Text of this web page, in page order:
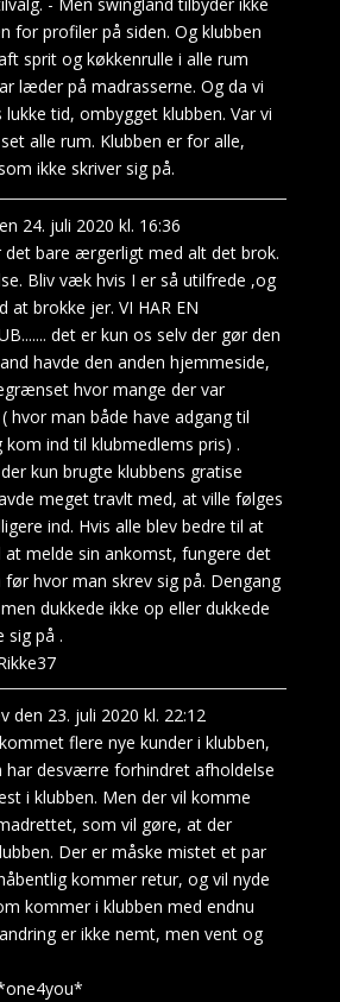
for profiler på siden. Og klubben
sprit og køkkenrulle i alle rum
læder på madrasserne. Og da vi
lukke tid, ombygget klubben. Var vi
alle rum. Klubben er for alle,
ikke skriver sig på.
24. juli 2020 kl. 16:36
bare ærgerligt med alt det brok.
Bliv væk hvis I er så utilfrede ,og
at brokke jer. VI HAR EN
det er kun os selv der gør den
havde den anden hjemmeside,
hvor mange der var
hvor man både have adgang til
ind til klubmedlems pris) .
kun brugte klubbens gratise
meget travlt med, at ville følges
ind. Hvis alle blev bedre til at
melde sin ankomst, fungere det
hvor man skrev sig på. Dengang
dukkede ikke op eller dukkede
sig på .
den 23. juli 2020 kl. 22:12
flere nye kunder i klubben,
har desværre forhindret afholdelse
i klubben. Men der vil komme
som vil gøre, at der
Der er måske mistet et par
kommer retur, og vil nyde
kommer i klubben med endnu
er ikke nemt, men vent og